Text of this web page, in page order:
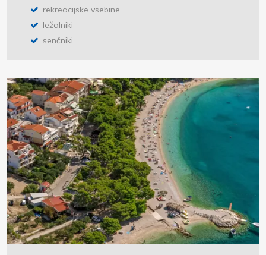
rekreacijske vsebine
ležalniki
senčniki